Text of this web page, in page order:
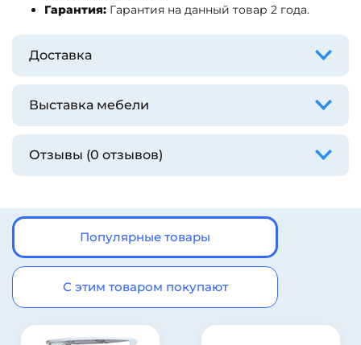
Гарантия: Гарантия на данный товар 2 года.
Доставка
Выставка мебели
Отзывы (0 отзывов)
Популярные товары
С этим товаром покупают